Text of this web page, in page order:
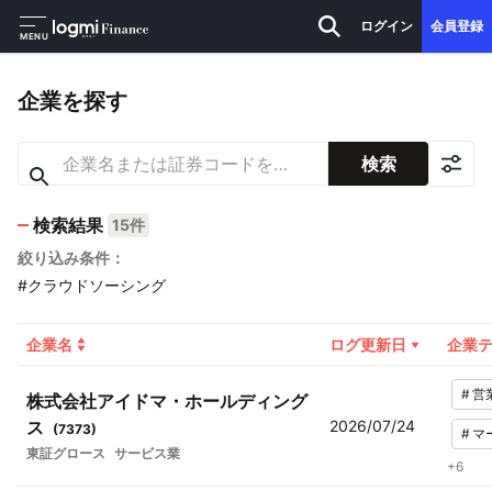
MENU
ログイン 会員登録
企業を探す
検索
検索結果 15件
絞り込み条件：
#クラウドソーシング
企業名 ログ更新日 企業
株式会社アイドマ・ホールディング
ス
(7373)
東証グロース サービス業
2026/07/24
#営
# マ
+6